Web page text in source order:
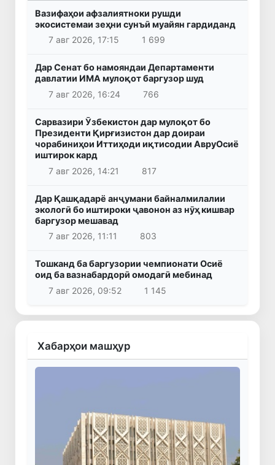
Вазифаҳои афзалиятноки рушди
экосистемаи зеҳни сунъӣ муайян гардиданд
7 авг 2026, 17:15
1 699
Дар Сенат бо намояндаи Департаменти
давлатии ИМА мулоқот баргузор шуд
7 авг 2026, 16:24
766
Сарвазири Ӯзбекистон дар мулоқот бо
Президенти Қирғизистон дар доираи
чорабиниҳои Иттиҳоди иқтисодии АвруОсиё
иштирок кард
7 авг 2026, 14:21
817
Дар Қашқадарё анҷумани байналмилалии
экологӣ бо иштироки ҷавонон аз нӯҳ кишвар
баргузор мешавад
7 авг 2026, 11:11
803
Тошканд ба баргузории чемпионати Осиё
оид ба вазнабардорӣ омодагӣ мебинад
7 авг 2026, 09:52
1 145
Хабарҳои машҳур